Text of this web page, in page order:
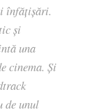
înfățișări.
și
una
cinema. Și
de unul